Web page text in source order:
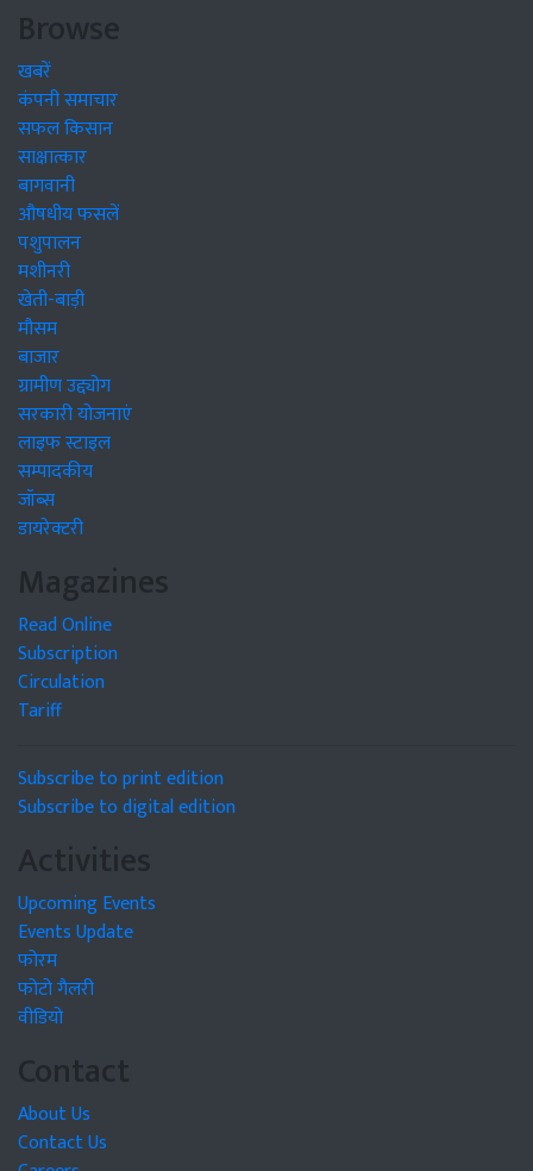
Browse
खबरें
कंपनी समाचार
सफल किसान
साक्षात्कार
बागवानी
औषधीय फसलें
पशुपालन
मशीनरी
खेती-बाड़ी
मौसम
बाजार
ग्रामीण उद्द्योग
सरकारी योजनाएं
लाइफ स्टाइल
सम्पादकीय
जॉब्स
डायरेक्टरी
Magazines
Read Online
Subscription
Circulation
Tariff
Subscribe to print edition
Subscribe to digital edition
Activities
Upcoming Events
Events Update
फोरम
फोटो गैलरी
वीडियो
Contact
About Us
Contact Us